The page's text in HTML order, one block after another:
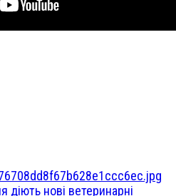
нові ветеринарні